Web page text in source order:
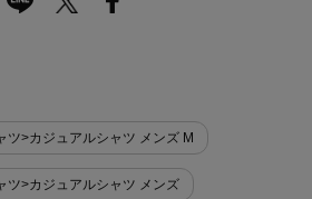
ツ>カジュアルシャツ メンズ M
ツ>カジュアルシャツ メンズ